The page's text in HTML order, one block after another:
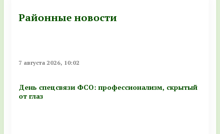
Районные новости
7 августа 2026, 10:02
День спецсвязи ФСО: профессионализм, скрытый
от глаз